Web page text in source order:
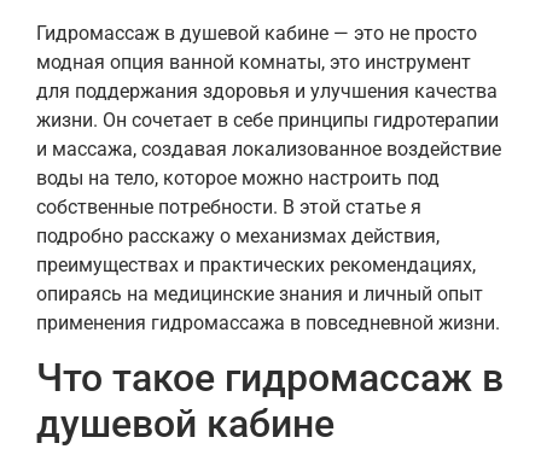
Гидромассаж в душевой кабине — это не просто
модная опция ванной комнаты, это инструмент
для поддержания здоровья и улучшения качества
жизни. Он сочетает в себе принципы гидротерапии
и массажа, создавая локализованное воздействие
воды на тело, которое можно настроить под
собственные потребности. В этой статье я
подробно расскажу о механизмах действия,
преимуществах и практических рекомендациях,
опираясь на медицинские знания и личный опыт
применения гидромассажа в повседневной жизни.
Что такое гидромассаж в
душевой кабине